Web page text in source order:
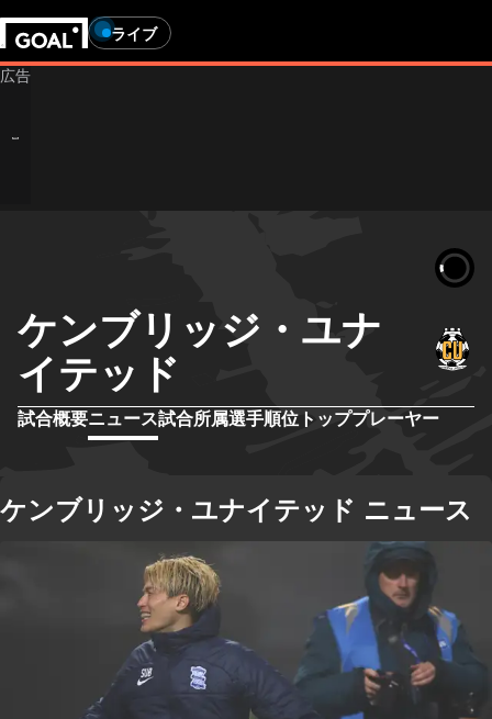
ライブ
ケンブリッジ・ユナ
イテッド
試合概要ニュース試合所属選手順位 トッププレーヤー
ケンブリッジ・ユナイテッド ニュース